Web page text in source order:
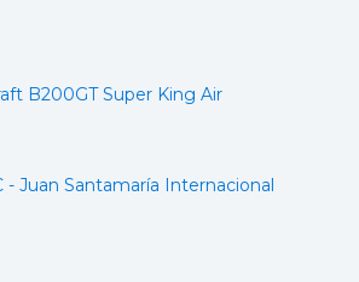
B200GT Super King Air
- Juan Santamaría Internacional